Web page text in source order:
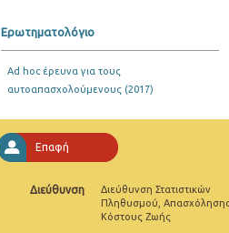
Ερωτηματολόγιο
Ad hoc έρευνα για τους
αυτοαπασχολούμενους (2017)
Επαφή
Διεύθυνση
Διεύθυνση Στατιστικών
Πληθυσμού, Απασχόλησης
Κόστους Ζωής